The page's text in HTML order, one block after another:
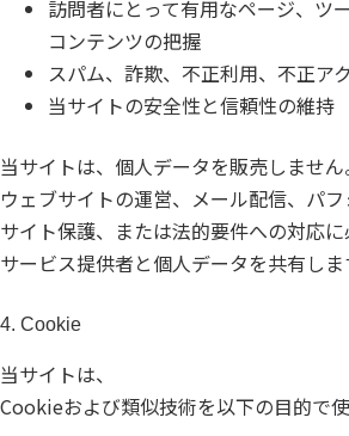
訪問者にとって有用なページ、ツー
コンテンツの把握
スパム、詐欺、不正利用、不正ア
当サイトの安全性と信頼性の維持
当サイトは、個人データを販売しません
ウェブサイトの運営、メール配信、パフ
サイト保護、または法的要件への対応に
サービス提供者と個人データを共有しま
4. Cookie
当サイトは、
Cookieおよび類似技術を以下の目的で使